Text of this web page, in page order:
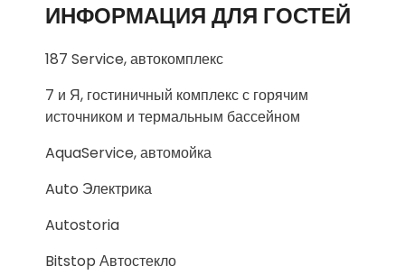
ИНФОРМАЦИЯ ДЛЯ ГОСТЕЙ
187 Service, автокомплекс
7 и Я, гостиничный комплекс с горячим
источником и термальным бассейном
AquaService, автомойка
Auto Электрика
Autostoria
Bitstop Автостекло